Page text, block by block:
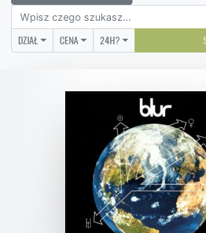
DZIAŁ CENA 24H?